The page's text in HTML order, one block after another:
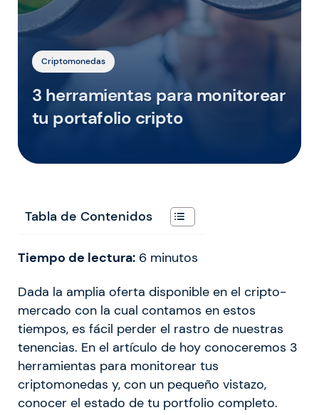
Criptomonedas
3 herramientas para monitorear
tu portafolio cripto
Tabla de Contenidos
Tiempo de lectura: 6 minutos
Dada la amplia oferta disponible en el cripto-
mercado con la cual contamos en estos
tiempos, es fácil perder el rastro de nuestras
tenencias. En el artículo de hoy conoceremos 3
herramientas para monitorear tus
criptomonedas y, con un pequeño vistazo,
conocer el estado de tu portfolio completo.